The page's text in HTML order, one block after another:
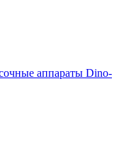
аппараты Dino-